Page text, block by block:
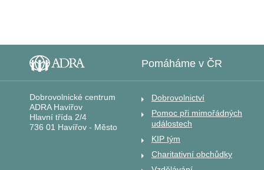
Dobrovolnické centrum
ADRA Havířov
Hlavní třída 2/4
736 01 Havířov - Město
Pomáháme v ČR
Dobrovolnictví
Pomoc při mimořádných
událostech
KIP tým
Charitativní obchůdky